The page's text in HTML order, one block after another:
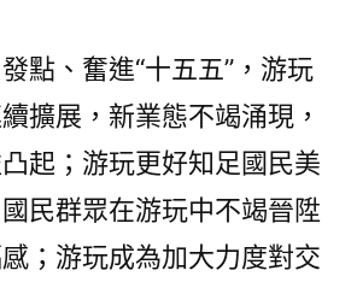
點、奮進“十五五”，游玩
擴展，新業態不竭涌現，
起；游玩更好知足國民美
民群眾在游玩中不竭晉陞
；游玩成為加大力度對交